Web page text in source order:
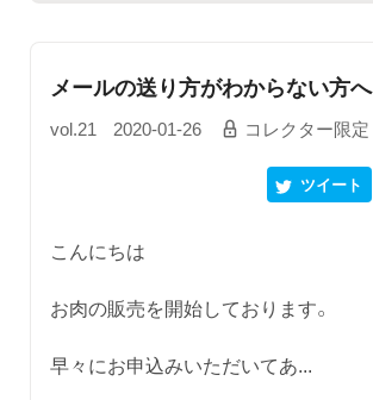
メールの送り方がわからない方へ
vol.21 2020-01-26 コレクター限定
ツイート
こんにちは
お肉の販売を開始しております。
早々にお申込みいただいてあ...